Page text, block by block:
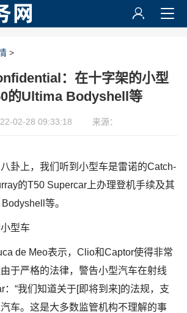
>
：在十字架的小型
的Ultima Bodyshell等
02-28 09:33:18 来源：
卦上，我们听到小型车是雷诺的Catch-
的T50 Supercar上办理登机手续及其
等。
型车
de Meo表示，Clio和Captor使得非常
于严格的法律，警告小型汽车在射线
：“我们知道关于[即将到来]的法规，支
车。这是大多数监管机构不理解的事